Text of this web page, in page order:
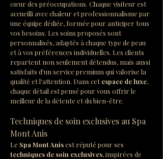
cœur des préoccupations. Chaque visiteur est
accueilli avec chaleur et professionnalisme par
une équipe dédiée, formée pour anticiper tous
vos besoins. Les soins proposés sont
personnalisés, adaptés à chaque type de peau
et à vos préférences individuelles. Les clients
repartent non seulement détendus, mais aussi
satisfaits d'un service premium qui valorise la
qualité et l'attention. Dans cet espace de luxe,
chaque détail est pensé pour vous offrir le
meilleur de la détente et du bien-être.
Techniques de soin exclusives au Spa
Mont Anis
Le Spa Mont Anis est réputé pour ses
techniques de soin exclusives, inspirées de